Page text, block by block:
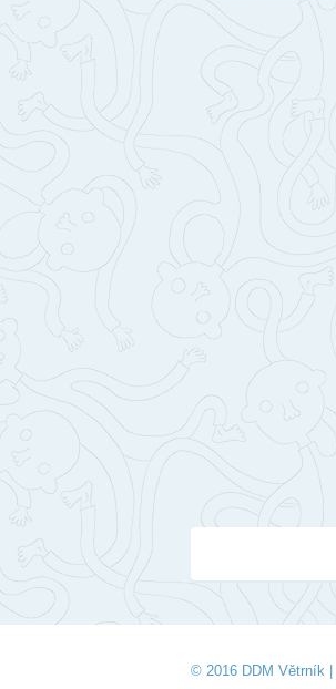
© 2016 DDM Větrník |